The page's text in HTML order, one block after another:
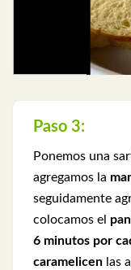
Paso 3:
Ponemos una
agregamos la
seguidamente
colocamos el
6 minutos por
caramelicen las